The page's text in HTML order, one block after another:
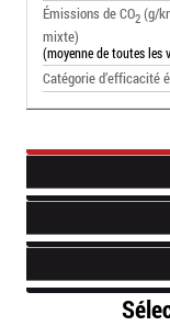
Émissions de CO2 (g/
mixte)
(moyenne de toutes les
Catégorie d’efficacité